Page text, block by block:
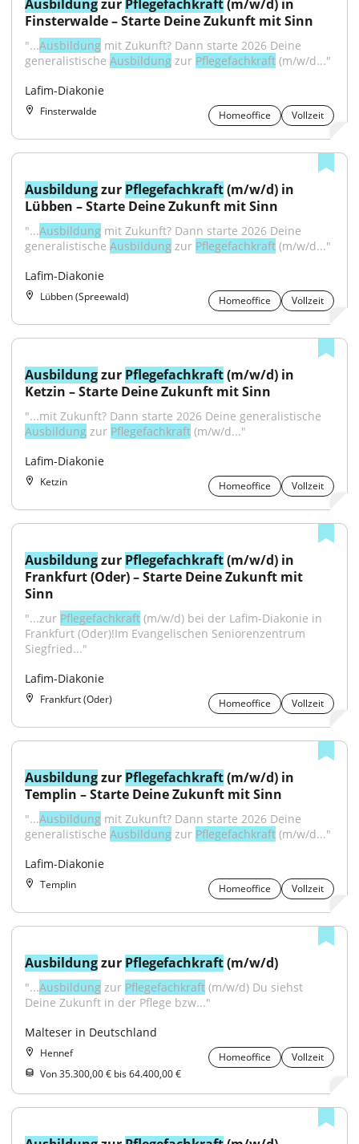
Ausbildung zur Pflegefachkraft (m/w/d) in
Finsterwalde – Starte Deine Zukunft mit Sinn
"...Ausbildung mit Zukunft? Dann starte 2026 Deine
generalistische Ausbildung zur Pflegefachkraft (m/w/d..."
Lafim-Diakonie
Finsterwalde Homeoffice Vollzeit
Ausbildung zur Pflegefachkraft (m/w/d) in
Lübben – Starte Deine Zukunft mit Sinn
"...Ausbildung mit Zukunft? Dann starte 2026 Deine
generalistische Ausbildung zur Pflegefachkraft (m/w/d..."
Lafim-Diakonie
Lübben (Spreewald) Homeoffice Vollzeit
Ausbildung zur Pflegefachkraft (m/w/d) in
Ketzin – Starte Deine Zukunft mit Sinn
Ausbildung zur Pflegefachkraft (m/w/d..."
Lafim-Diakonie
Ketzin Homeoffice Vollzeit
Ausbildung zur Pflegefachkraft (m/w/d) in
Frankfurt (Oder) – Starte Deine Zukunft mit
Sinn
"...zur Pflegefachkraft (m/w/d) bei der Lafim-Diakonie in
Frankfurt (Oder)!Im Evangelischen Seniorenzentrum
Siegfried..."
Lafim-Diakonie
Frankfurt (Oder) Homeoffice Vollzeit
Ausbildung zur Pflegefachkraft (m/w/d) in
Templin – Starte Deine Zukunft mit Sinn
"...Ausbildung mit Zukunft? Dann starte 2026 Deine
generalistische Ausbildung zur Pflegefachkraft (m/w/d..."
Lafim-Diakonie
Templin Homeoffice Vollzeit
Ausbildung zur Pflegefachkraft (m/w/d)
"...Ausbildung zur Pflegefachkraft (m/w/d) Du siehst
Deine Zukunft in der Pflege bzw..."
Malteser in Deutschland
Hennef Homeoffice
Vollzeit
Von 35.300,00 € bis 64.400,00 €